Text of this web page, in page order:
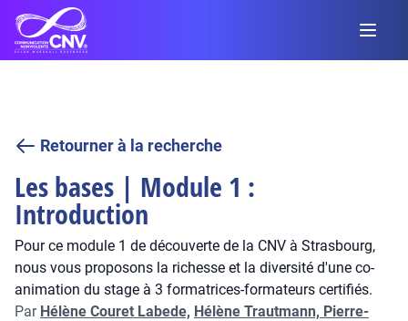
Retourner à la recherche
Les bases | Module 1 :
Introduction
Pour ce module 1 de découverte de la CNV à Strasbourg,
nous vous proposons la richesse et la diversité d'une co-
animation du stage à 3 formatrices-formateurs certifiés.
Par Hélène Couret Labede, Hélène Trautmann, Pierre-